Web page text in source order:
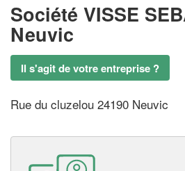
Société VISSE
Neuvic
Il s'agit de votre entreprise ?
Rue du cluzelou 24190 Neuvic